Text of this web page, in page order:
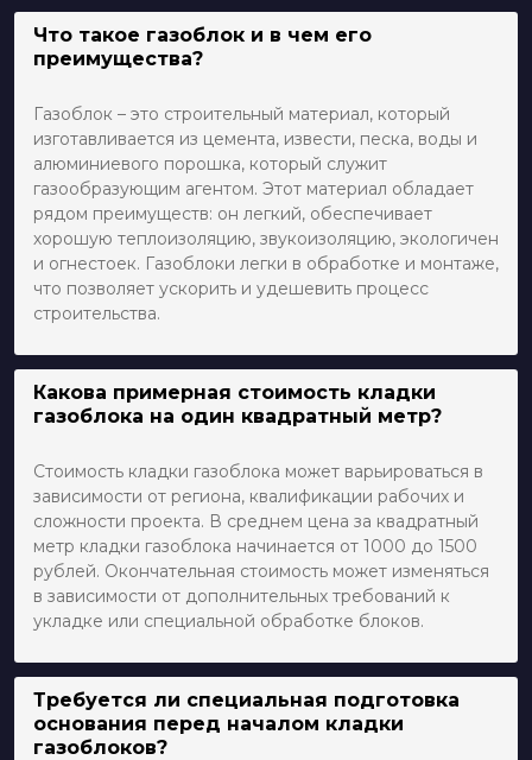
Что такое газоблок и в чем его
преимущества?
Газоблок – это строительный материал, который
изготавливается из цемента, извести, песка, воды и
алюминиевого порошка, который служит
газообразующим агентом. Этот материал обладает
рядом преимуществ: он легкий, обеспечивает
хорошую теплоизоляцию, звукоизоляцию, экологичен
и огнестоек. Газоблоки легки в обработке и монтаже,
что позволяет ускорить и удешевить процесс
строительства.
Какова примерная стоимость кладки
газоблока на один квадратный метр?
Стоимость кладки газоблока может варьироваться в
зависимости от региона, квалификации рабочих и
сложности проекта. В среднем цена за квадратный
метр кладки газоблока начинается от 1000 до 1500
рублей. Окончательная стоимость может изменяться
в зависимости от дополнительных требований к
укладке или специальной обработке блоков.
Требуется ли специальная подготовка
основания перед началом кладки
газоблоков?